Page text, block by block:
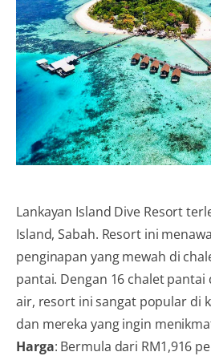
Lankayan Island Dive Resort
Island, Sabah. Resort ini
penginapan yang mewah di
pantai. Dengan 16 chalet pantai
air, resort ini sangat popular di
dan mereka yang ingin
Harga: Bermula dari RM1,916